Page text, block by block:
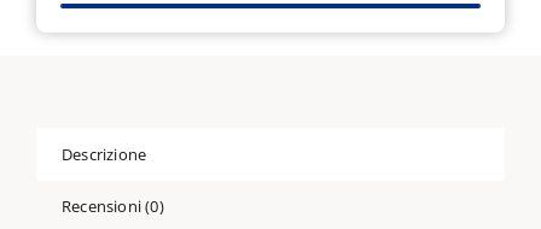
a
IDT
quantità
Descrizione
Recensioni (0)